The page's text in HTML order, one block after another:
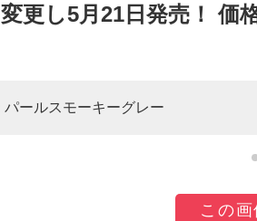
更し5月21日発売！ 価
ールスモーキーグレー
この